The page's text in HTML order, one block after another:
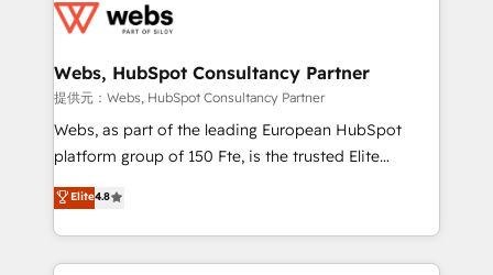
the first time 🔧 Designing and optimising your
and build using HubSpot 🔌 Integrating HubSpot
with other systems 🎓 Training your teams to be
HubSpot pros 📊 Lead generation services using
HubSpot Why us? - SIX HubSpot Accreditations -
CRM, Solutions Architecture, Onboarding , Data
Migration, Custom Integration & Platform
Webs, HubSpot Consultancy Partner
提供元：Webs, HubSpot Consultancy Partner
Webs, as part of the leading European HubSpot
platform group of 150 Fte, is the trusted Elite
HubSpot CRM Partner offering you a roadmap on
maximizing EBITDA and achieving Commercial
Excellence. With our targeted processes, we
strengthen your digital transformation and minimize
Elite4.8